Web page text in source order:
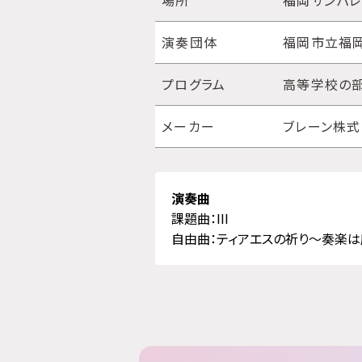
演奏団体 福岡市立福
プログラム 高等学校の
メーカー ブレーン株
演奏曲
課題曲：III
自由曲：ティアエスの祈り～奏楽